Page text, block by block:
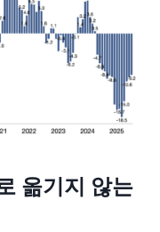
옮기지 않는